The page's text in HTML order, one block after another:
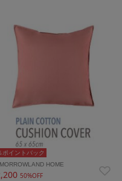
ポイントバック
HOME
50%OFF